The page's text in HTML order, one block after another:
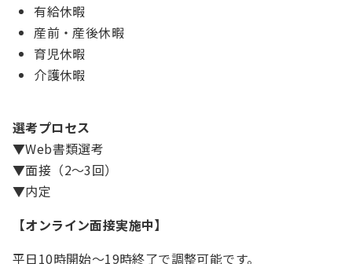
有給休暇
産前・産後休暇
育児休暇
介護休暇
選考プロセス
▼Web書類選考
▼面接（2～3回）
▼内定
【オンライン面接実施中】
平日10時開始～19時終了で調整可能です。